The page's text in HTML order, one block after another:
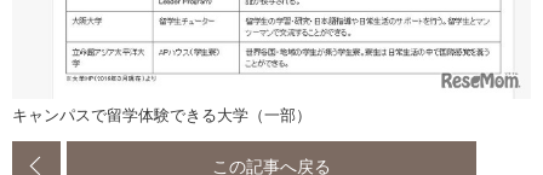
キャンパスで留学体験できる大学（一部）
この記事へ戻る